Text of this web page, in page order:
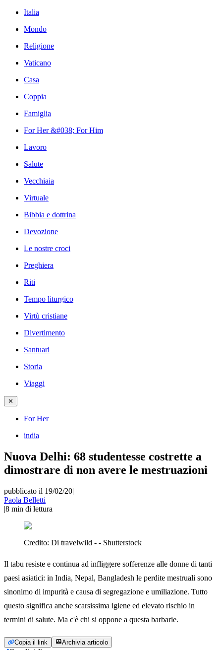
Italia
Mondo
Religione
Vaticano
Casa
Coppia
Famiglia
For Her &#038; For Him
Lavoro
Salute
Vecchiaia
Virtuale
Bibbia e dottrina
Devozione
Le nostre croci
Preghiera
Riti
Tempo liturgico
Virtù cristiane
Divertimento
Santuari
Storia
Viaggi
✕
For Her
india
Nuova Delhi: 68 studentesse costrette a
dimostrare di non avere le mestruazioni
pubblicato il 19/02/20|
Paola Belletti
|8 min di lettura
Credito: Di travelwild - - Shutterstock
Il tabu resiste e continua ad infliggere sofferenze alle donne di tanti
paesi asiatici: in India, Nepal, Bangladesh le perdite mestruali sono
sinonimo di impurità e causa di segregazione e umiliazione. Tutto
questo significa anche scarsissima igiene ed elevato rischio in
termini di salute. Ma c'è chi si oppone a questa barbarie.
Copia il link Archivia articolo